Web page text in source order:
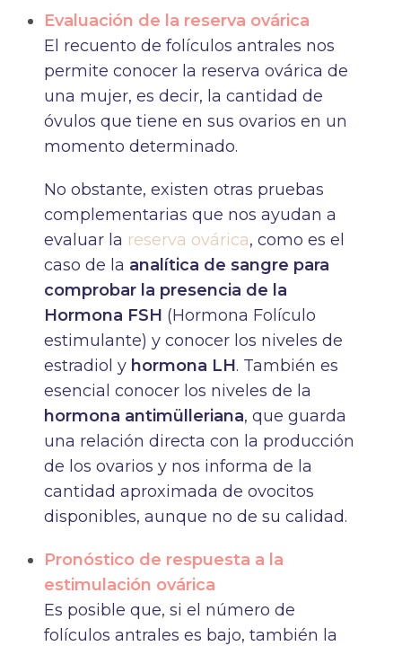
Evaluación de la reserva ovárica
El recuento de folículos antrales nos
permite conocer la reserva ovárica de
una mujer, es decir, la cantidad de
óvulos que tiene en sus ovarios en un
momento determinado.
No obstante, existen otras pruebas
complementarias que nos ayudan a
evaluar la reserva ovárica, como es el
caso de la analítica de sangre para
comprobar la presencia de la
Hormona FSH (Hormona Folículo
estimulante) y conocer los niveles de
estradiol y hormona LH. También es
esencial conocer los niveles de la
hormona antimülleriana, que guarda
una relación directa con la producción
de los ovarios y nos informa de la
cantidad aproximada de ovocitos
disponibles, aunque no de su calidad.
Pronóstico de respuesta a la
estimulación ovárica
Es posible que, si el número de
folículos antrales es bajo, también la